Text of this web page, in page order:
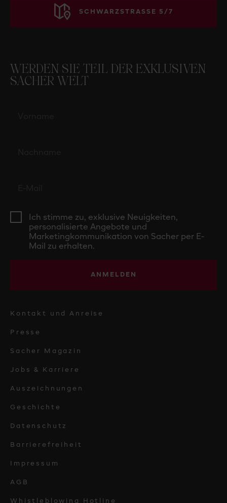
SCHWARZSTRASSE 5/7
WERDEN SIE TEIL DER EXKLUSIVEN
SACHER WELT
Ich stimme zu, exklusive Neuigkeiten,
personalisierte Angebote und
Marketingkommunikation von Sacher per E-
Mail zu erhalten.
ANMELDEN
Kontakt und Anreise
Presse
Sacher Magazin
Jobs & Karriere
Auszeichnungen
Geschichte
Datenschutz
Barrierefreiheit
Impressum
AGB
Whistleblowing Hotline